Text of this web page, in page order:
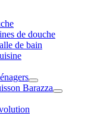
de douche
de bain
Barazza